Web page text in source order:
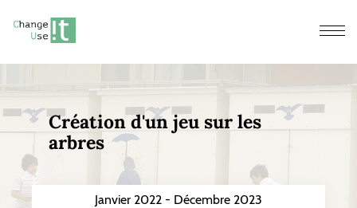
Création d'un jeu sur les
arbres
Janvier 2022 - Décembre 2023